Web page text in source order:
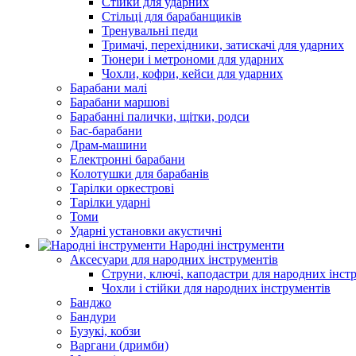
Стільці для барабанщиків
Тренувальні педи
Тримачі, перехідники, затискачі для ударних
Тюнери і метрономи для ударних
Чохли, кофри, кейси для ударних
Барабани малі
Барабани маршові
Барабанні палички, щітки, родси
Бас-барабани
Драм-машини
Електронні барабани
Колотушки для барабанів
Тарілки оркестрові
Тарілки ударні
Томи
Ударні установки акустичні
Народні інструменти
Аксесуари для народних інструментів
Струни, ключі, каподастри для народних
Чохли і стійки для народних інструментів
Банджо
Бандури
Бузукі, кобзи
Варгани (дримби)